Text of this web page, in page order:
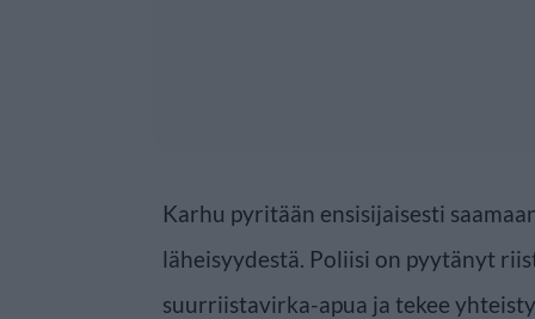
Karhu pyritään ensisijaisesti
läheisyydestä. Poliisi on pyytänyt
suurriistavirka-apua ja tekee